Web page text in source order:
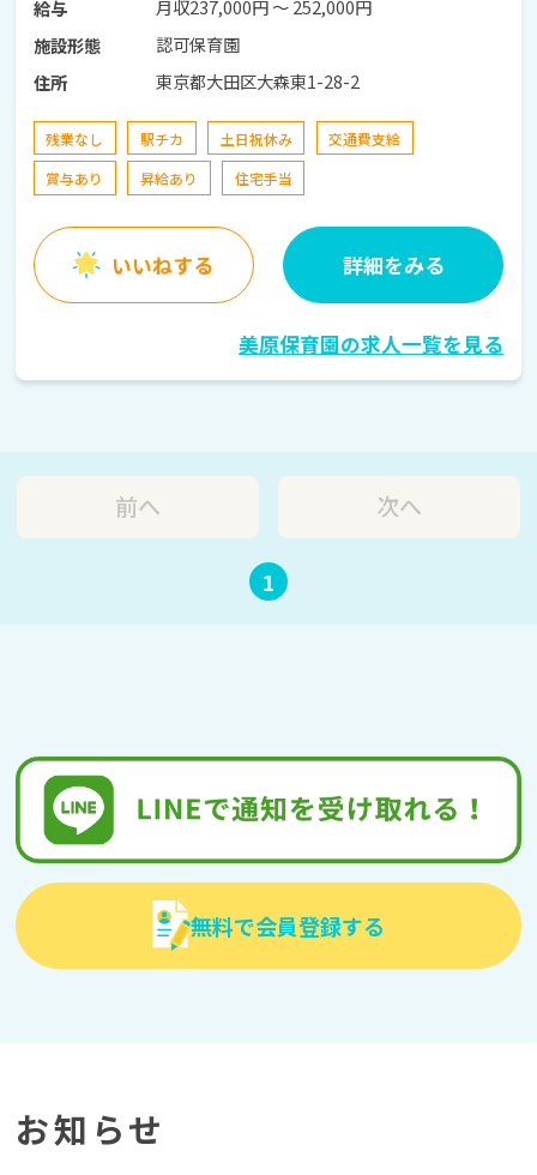
給与
月収237,000円 〜 252,000円
施設形態
認可保育園
住所
東京都大田区大森東1-28-2
残業なし 駅チカ 土日祝休み
交通費支給
賞与あり
昇給あり 住宅手当
いいねする 詳細をみる
美原保育園の求人一覧を見る
前へ
1
次へ
無料で会員登録する
お知らせ